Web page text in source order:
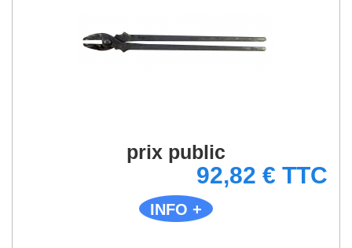
prix public
92,82 € TTC
INFO +